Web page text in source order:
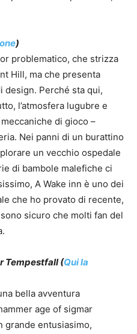
)
problematico, che strizza
Hill, ma che presenta
design. Perché sta qui,
l’atmosfera lugubre e
di gioco –
Nei panni di un burattino
un vecchio ospedale
di bambole malefiche ci
A Wake inn è uno dei
che ho provato di recente,
sicuro che molti fan del
Tempestfall (Qui la
bella avventura
age of sigmar
grande entusiasimo,